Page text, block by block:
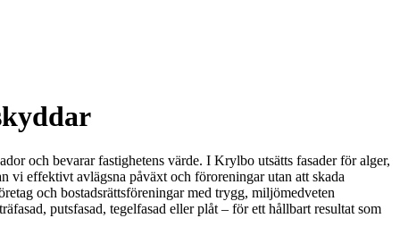
och bevarar fastighetens värde. I Krylbo utsätts fasader för alger,
vi effektivt avlägsna påväxt och föroreningar utan att skada
och bostadsrättsföreningar med trygg, miljömedveten
putsfasad, tegelfasad eller plåt – för ett hållbart resultat som